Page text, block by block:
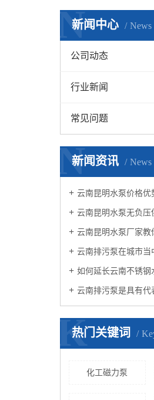
新闻中心 News
N
公司动态
行业新闻
常见问题
新闻资讯 News
N
云南昆明水泵价格优
云南昆明水泵无负压
云南昆明水泵厂家教
云南排污泵在城市当
如何延长云南不锈钢
云南排污泵是具有代
热门关键词
K
化工磁力泵